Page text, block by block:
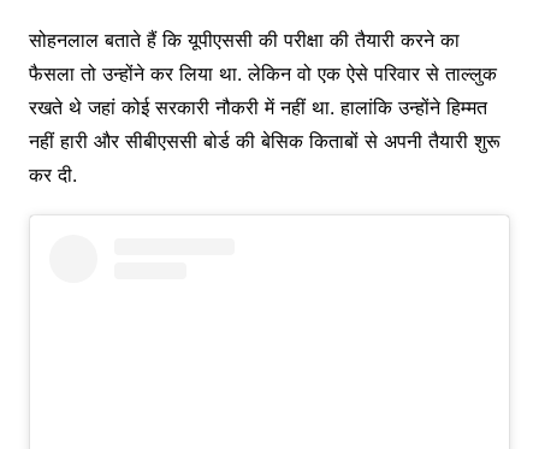
सोहनलाल बताते हैं कि यूपीएससी की परीक्षा की तैयारी करने का
फैसला तो उन्होंने कर लिया था. लेकिन वो एक ऐसे परिवार से ताल्लुक
रखते थे जहां कोई सरकारी नौकरी में नहीं था. हालांकि उन्होंने हिम्मत
नहीं हारी और सीबीएससी बोर्ड की बेसिक किताबों से अपनी तैयारी शुरू
कर दी.